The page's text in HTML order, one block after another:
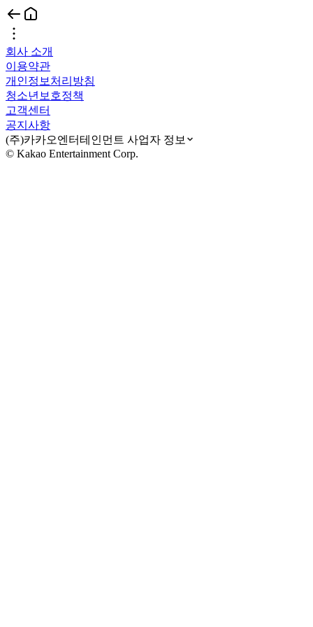
회사 소개
이용약관
개인정보처리방침
청소년보호정책
고객센터
공지사항
(주)카카오엔터테인먼트 사업자 정보
© Kakao Entertainment Corp.